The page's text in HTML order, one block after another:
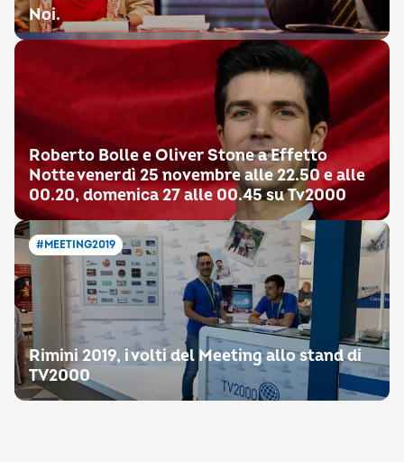
Noi.
Roberto Bolle e Oliver Stone a Effetto
Notte venerdì 25 novembre alle 22.50 e alle
00.20, domenica 27 alle 00.45 su Tv2000
#MEETING2019
Rimini 2019, i volti del Meeting allo stand di
TV2000